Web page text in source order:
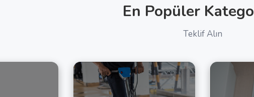
En Popüler
Teklif Alın